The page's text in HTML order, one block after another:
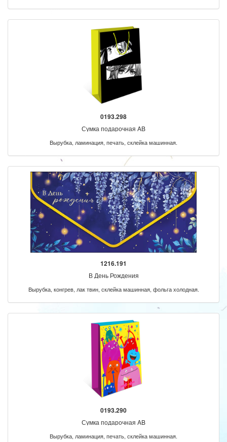
0193.298
Сумка подарочная AB
Вырубка, ламинация, печать, склейка машинная.
1216.191
В День Рождения
Вырубка, конгрев, лак твин, склейка машинная, фольга холодная.
0193.290
Сумка подарочная AB
Вырубка, ламинация, печать, склейка машинная.